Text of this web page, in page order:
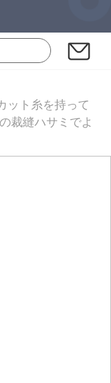
ット糸を持って
裁縫ハサミでよ